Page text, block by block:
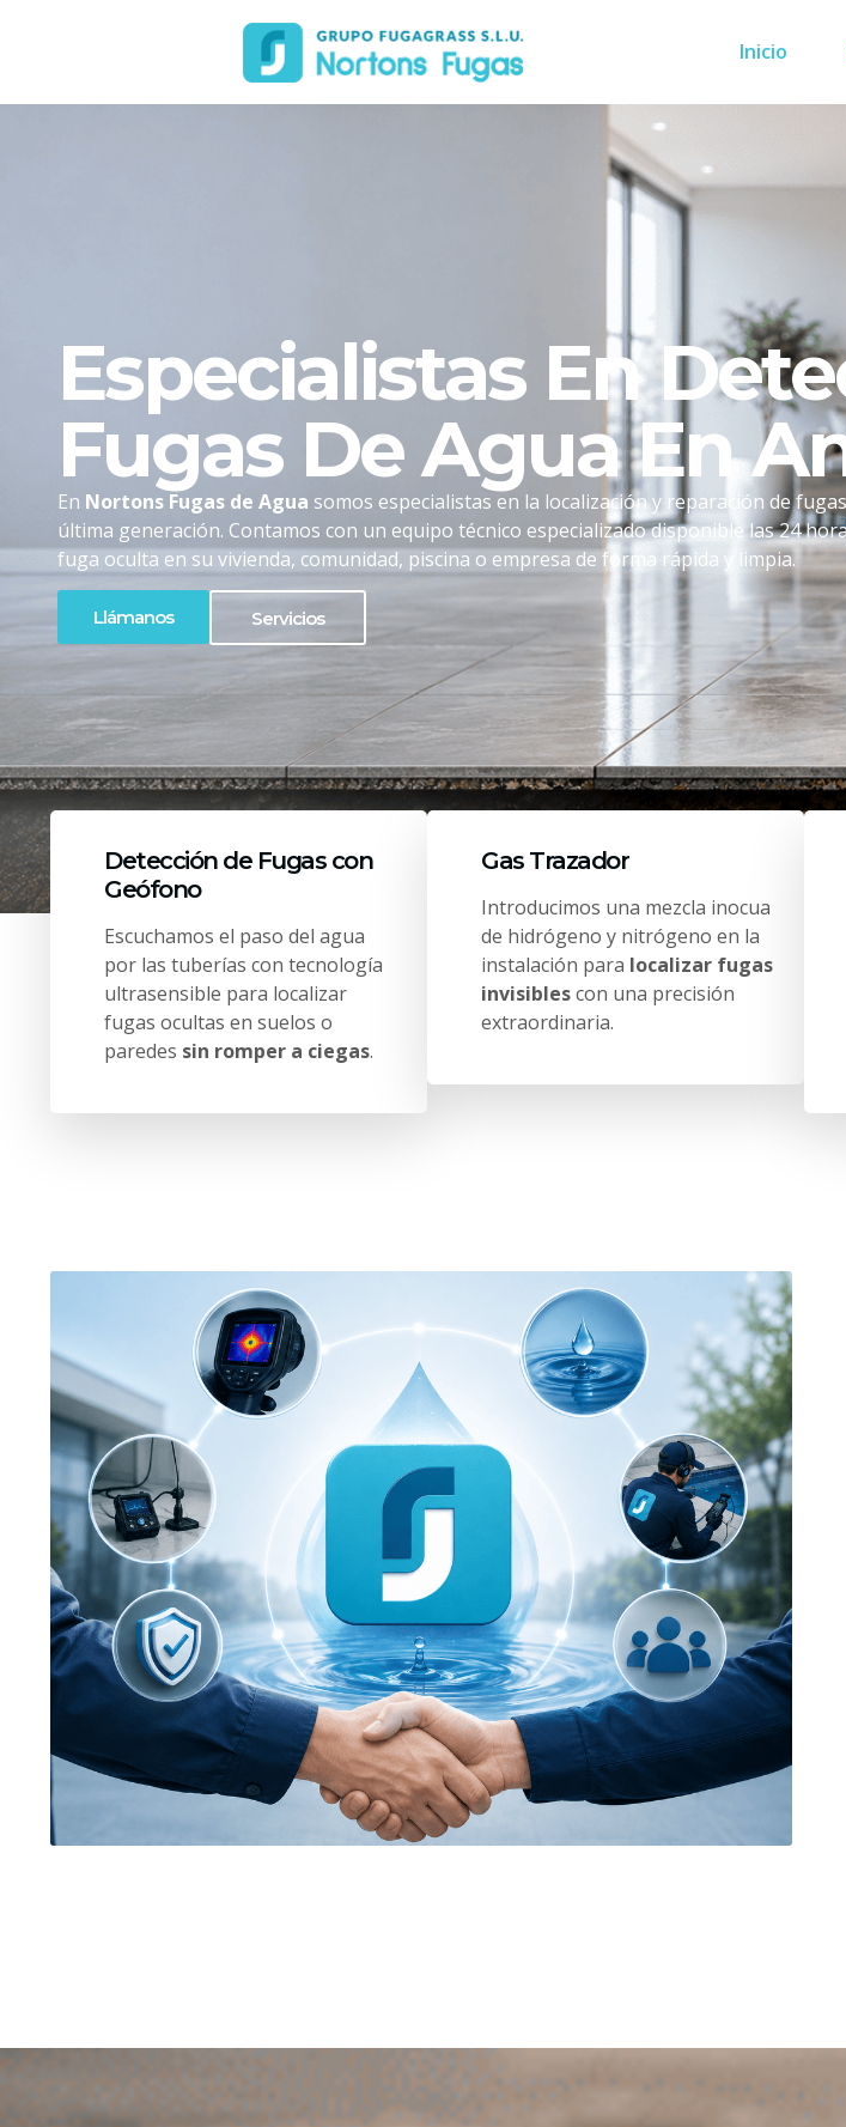
Inicio
Especialistas En
Fugas De Agua En
En Nortons Fugas de Agua somos especialistas en la localización y reparación de
última generación. Contamos con un equipo técnico especializado disponible las 24
fuga oculta en su vivienda, comunidad, piscina o empresa de forma rápida y limpia.
Llámanos Servicios
Detección de Fugas con
Geófono
Escuchamos el paso del agua
por las tuberías con tecnología
ultrasensible para localizar
fugas ocultas en suelos o
paredes sin romper a ciegas.
Gas Trazador
Introducimos una mezcla inocua
de hidrógeno y nitrógeno en la
instalación para localizar fugas
invisiblescon una precisión
extraordinaria.